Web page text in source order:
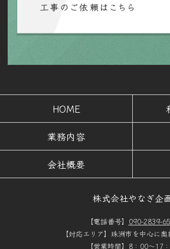
HOME
業務内容
会社概要
株式会社やなぎ企
【電話番号】 090-2839-
【対応エリア】珠洲市を中心に
【営業時間】8：00～17